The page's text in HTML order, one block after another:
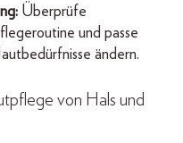
Überprüfe
und passe
ändern.
von Hals und